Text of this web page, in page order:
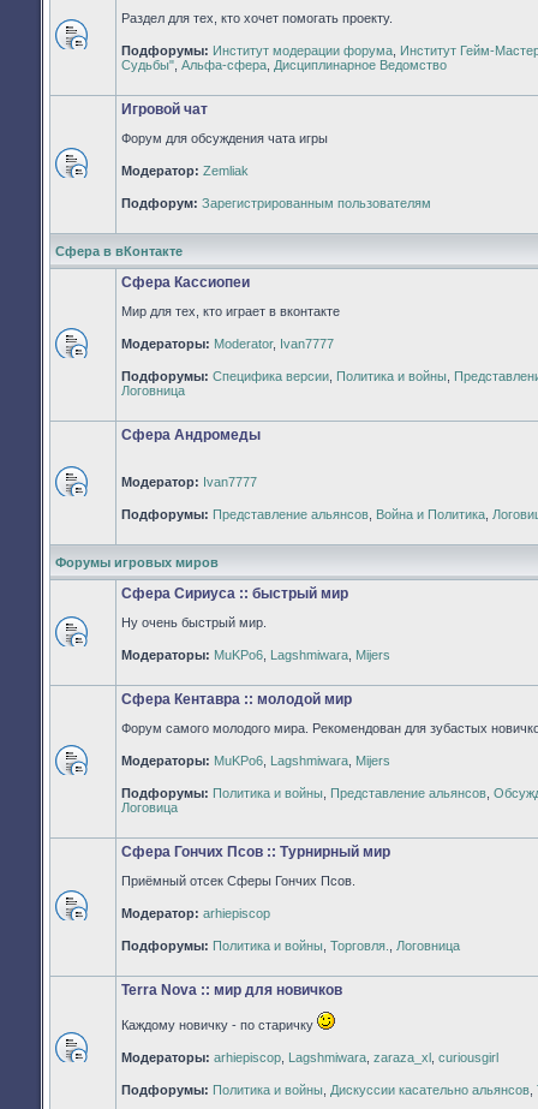
Нет
непрочитанных
Раздел для тех, кто хочет помогать проекту.
Подфорумы: Институт модерации форума Институт Гейм-
Судьбы" Альфа-сфера Дисциплинарное Ведомство
непрочитанных
сообщений
Игровой чат
Форум для обсуждения чата игры
Модератор: Zemliak
Подфорум: Зарегистрированным пользователям
Сфера в вКонтакте
непрочитанных
сообщений
Сфера Кассиопеи
Мир для тех, кто играет в вконтакте
Модераторы: Moderator, Ivan7777
Подфорумы: Специфика версии Политика и войны
Логовница
непрочитанных
Сфера Андромеды
Модератор: Ivan7777
Подфорумы: Представление альянсов Война и Политика
Форумы игровых миров
Нет
непрочитанных
Сфера Сириуса :: быстрый мир
Ну очень быстрый мир.
Модераторы: MuKPo6 Lagshmiwara Mijers
непрочитанных
сообщений
Сфера Кентавра :: молодой мир
Форум самого молодого мира. Рекомендован для зубастых
Модераторы: MuKPo6 Lagshmiwara Mijers
Подфорумы: Политика и войны Представление альянсов
Логовица
непрочитанных
сообщений
Сфера Гончих Псов :: Турнирный мир
Приёмный отсек Сферы Гончих Псов.
Модератор: arhiepiscop
Подфорумы: Политика и войны Торговля. Логовница
сообщений
Terra Nova :: мир для новичков
Каждому новичку - по старичку
Модераторы: arhiepiscop Lagshmiwara zaraza_xl curiousgirl
Подфорумы: Политика и войны Дискуссии касательно альянсов